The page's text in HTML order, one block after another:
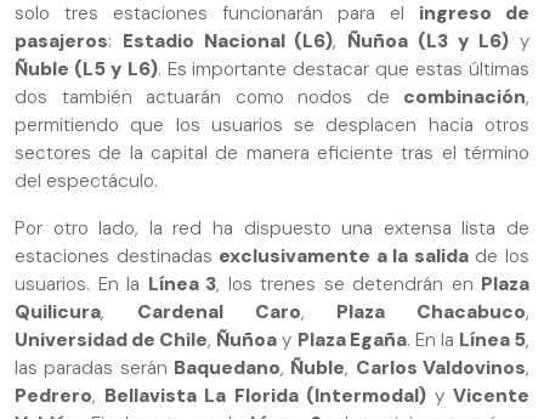
solo tres estaciones funcionarán para el ingreso de
pasajeros: Estadio Nacional (L6), Ñuñoa (L3 y L6) y
Ñuble (L5 y L6). Es importante destacar que estas últimas
dos también actuarán como nodos de combinación,
permitiendo que los usuarios se desplacen hacia otros
sectores de la capital de manera eficiente tras el término
del espectáculo.
Por otro lado, la red ha dispuesto una extensa lista de
estaciones destinadas exclusivamente a la salidade los
usuarios. En la Línea 3, los trenes se detendrán en Plaza
Quilicura, Cardenal Caro, Plaza Chacabuco,
Universidad de Chile, Ñuñoa y Plaza Egaña. En la Línea 5,
las paradas serán Baquedano, Ñuble, Carlos Valdovinos,
Pedrero, Bellavista La Florida (Intermodal)yVicente